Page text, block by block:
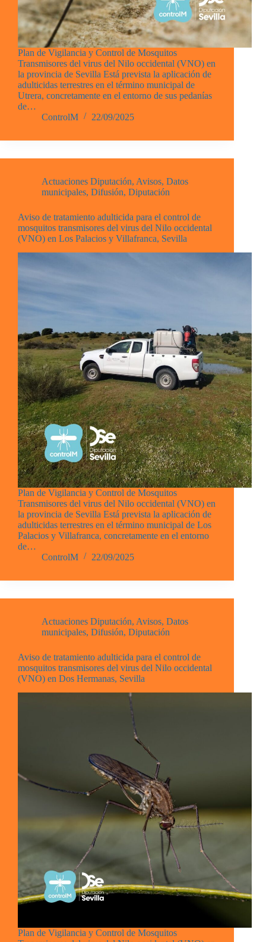
Plan de Vigilancia y Control de Mosquitos
Transmisores del virus del Nilo occidental (VNO) en
la provincia de Sevilla Está prevista la aplicación de
adulticidas terrestres en el término municipal de
Utrera, concretamente en el entorno de sus pedanías
de…
ControlM
22/09/2025
Actuaciones Diputación, Avisos, Datos
municipales, Difusión, Diputación
Aviso de tratamiento adulticida para el control de
mosquitos transmisores del virus del Nilo occidental
(VNO) en Los Palacios y Villafranca, Sevilla
Plan de Vigilancia y Control de Mosquitos
Transmisores del virus del Nilo occidental (VNO) en
la provincia de Sevilla Está prevista la aplicación de
adulticidas terrestres en el término municipal de Los
Palacios y Villafranca, concretamente en el entorno
de…
ControlM
22/09/2025
Actuaciones Diputación, Avisos, Datos
municipales, Difusión, Diputación
Aviso de tratamiento adulticida para el control de
mosquitos transmisores del virus del Nilo occidental
(VNO) en Dos Hermanas, Sevilla
Plan de Vigilancia y Control de Mosquitos